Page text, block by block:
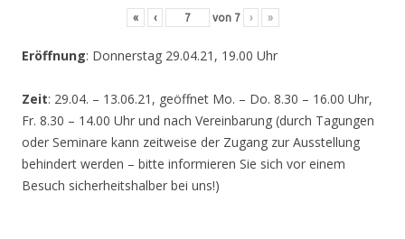
« ‹ von 7 › »
Eröffnung: Donnerstag 29.04.21, 19.00 Uhr
Zeit: 29.04. – 13.06.21, geöffnet Mo. – Do. 8.30 – 16.00 Uhr,
Fr. 8.30 – 14.00 Uhr und nach Vereinbarung (durch Tagungen
oder Seminare kann zeitweise der Zugang zur Ausstellung
behindert werden – bitte informieren Sie sich vor einem
Besuch sicherheitshalber bei uns!)